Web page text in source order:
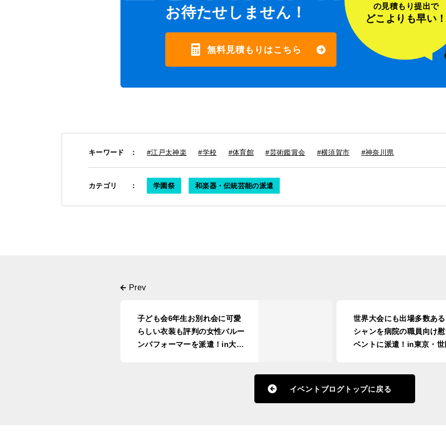
お待たせしません！
無料見積もりはこちら
の見積もり提出で
どこよりも早い
キーワード ： #江戸太神楽 #学校 #体育館 #芸術鑑賞会 #横須賀市 #神奈川県
カテゴリ ： 学園祭 和楽器・伝統芸能の派遣
子ども会6年生お別れ会に可愛
らしい衣装も評判の女性バルー
ンパフォーマーを派遣！in大
世界大会にも出場多数あ
シャンを病院の職員向け
ベントに派遣！in東京・
イベントブログトップに戻る